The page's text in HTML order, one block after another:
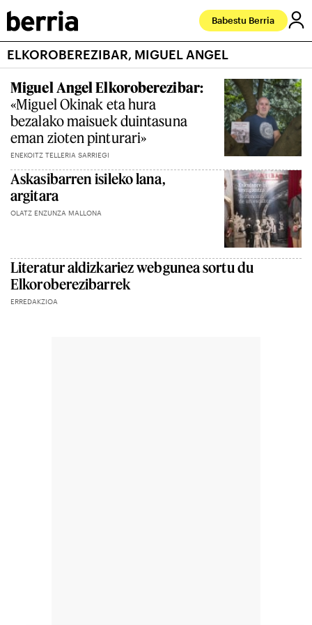
Babestu Berria
ELKOROBEREZIBAR, MIGUEL ANGEL
Miguel Angel Elkoroberezibar:
«Miguel Okinak eta hura
bezalako maisuek duintasuna
eman zioten pinturari»
ENEKOITZ TELLERIA SARRIEGI
Askasibarren isileko lana,
argitara
OLATZ ENZUNZA MALLONA
Literatur aldizkariez webgunea sortu du
Elkoroberezibarrek
ERREDAKZIOA